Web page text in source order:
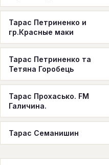
Тарас Петриненко и
гр.Красные маки
Тарас Петриненко та
Тетяна Горобець
Тарас Прохасько. FM
Галичина.
Тарас Семанишин